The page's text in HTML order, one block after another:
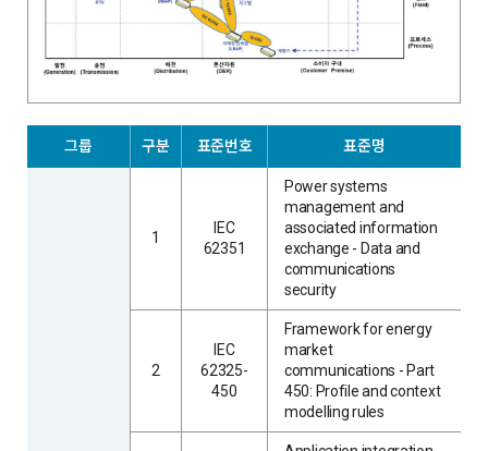
그룹 구분 표준번호 표준명
1
IEC
62351
Power systems
management and
associated information
exchange - Data and
communications
security
2
IEC
62325-
450
Framework for energy
market
communications - Part
450: Profile and context
modelling rules